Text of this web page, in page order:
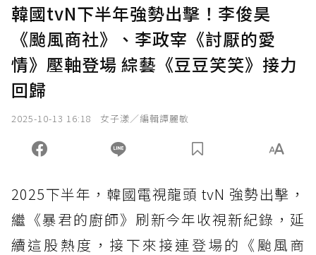
韓國tvN下半年強勢出擊！李俊昊
《颱風商社》、李政宰《討厭的愛
情》壓軸登場 綜藝《豆豆笑笑》接力
回歸
2025-10-13 16:18 女子漾／編輯譚麗敏
2025下半年，韓國電視龍頭 tvN 強勢出擊，
繼《暴君的廚師》刷新今年收視新紀錄，延
續這股熱度，接下來接連登場的《颱風商